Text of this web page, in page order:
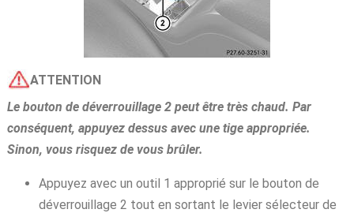
ATTENTION
Le bouton de déverrouillage 2 peut être très chaud. Par
conséquent, appuyez dessus avec une tige appropriée.
Sinon, vous risquez de vous brûler.
Appuyez avec un outil 1 approprié sur le bouton de
déverrouillage 2 tout en sortant le levier sélecteur de